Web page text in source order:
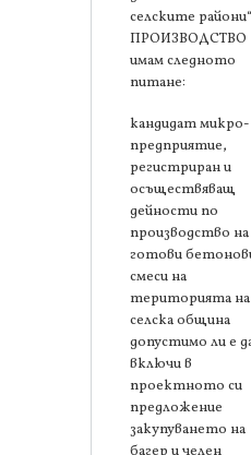
селските
ПРОИЗВОДСТВО
имам следното
питане:
кандидат микро-
предприятие,
регистриран и
осъществяващ
дейности по
производство на
готови
смеси на
територията на
селска община
допустимо ли е
включи в
проектното си
предложение
закупуването на